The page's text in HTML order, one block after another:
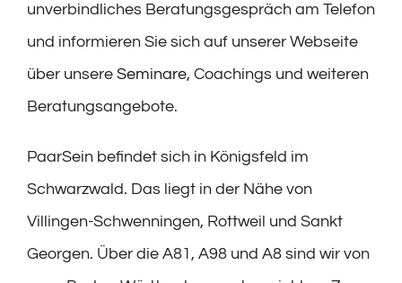
unverbindliches Beratungsgespräch am Telefon
und informieren Sie sich auf unserer Webseite
über unsere Seminare, Coachings und weiteren
Beratungsangebote.
PaarSein befindet sich in Königsfeld im
Schwarzwald. Das liegt in der Nähe von
Villingen-Schwenningen, Rottweil und Sankt
Georgen. Über die A81, A98 und A8 sind wir von